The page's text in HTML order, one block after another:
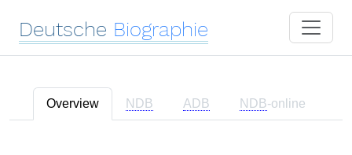
Deutsche Biographie
Overview NDB ADB NDB-online